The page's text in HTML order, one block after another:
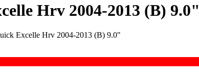
Hrv 2004-2013 (B) 9.0"
Excelle Hrv 2004-2013 (B) 9.0"